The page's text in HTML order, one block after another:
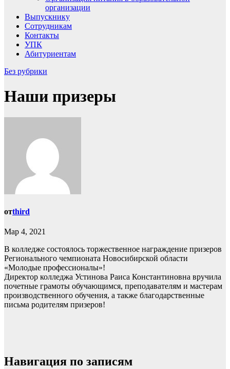
организации
Выпускнику
Сотрудникам
Контакты
УПК
Абитуриентам
Без рубрики
Наши призеры
отthird
Мар 4, 2021
В колледже состоялось торжественное награждение призеров
Регионального чемпионата Новосибирской области
«Молодые профессионалы»!
Директор колледжа Устинова Раиса Константиновна вручила
почетные грамоты обучающимся, преподавателям и мастерам
производственного обучения, а также благодарственные
письма родителям призеров!
Навигация по записям